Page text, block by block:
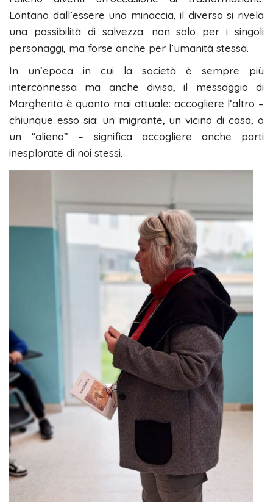
Lontano dall’essere una minaccia, il diverso si rivela
una possibilità di salvezza: non solo per i singoli
personaggi, ma forse anche per l’umanità stessa.
In un’epoca in cui la società è sempre più
interconnessa ma anche divisa, il messaggio di
Margherita è quanto mai attuale: accogliere l’altro –
chiunque esso sia: un migrante, un vicino di casa, o
un “alieno” – significa accogliere anche parti
inesplorate di noi stessi.